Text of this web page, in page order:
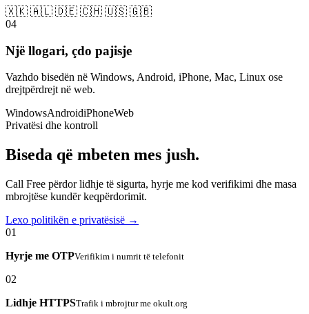
🇽🇰 🇦🇱 🇩🇪 🇨🇭 🇺🇸 🇬🇧
04
Një llogari, çdo pajisje
Vazhdo bisedën në Windows, Android, iPhone, Mac, Linux ose
drejtpërdrejt në web.
WindowsAndroidiPhoneWeb
Privatësi dhe kontroll
Biseda që mbeten mes jush.
Call Free përdor lidhje të sigurta, hyrje me kod verifikimi dhe masa
mbrojtëse kundër keqpërdorimit.
Lexo politikën e privatësisë →
01
Hyrje me OTPVerifikim i numrit të telefonit
02
Lidhje HTTPSTrafik i mbrojtur me okult.org